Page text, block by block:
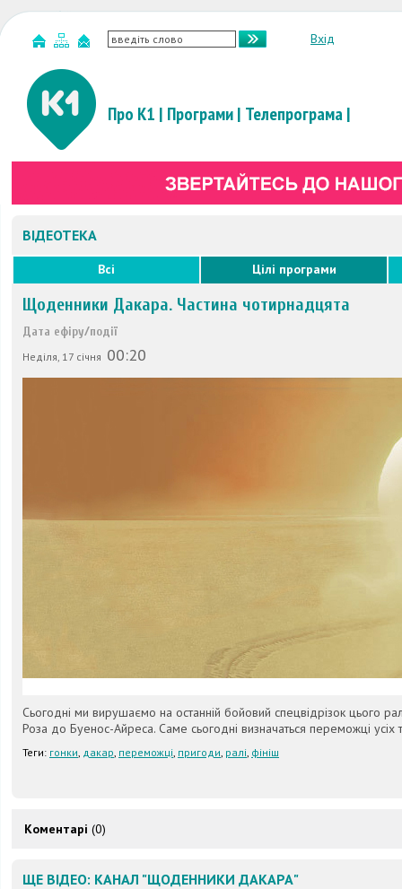
Вхід
Про К1 | Програми| Телепрограма|
ВІДЕОТЕКА
Всі Цілі програми
Щоденники Дакара. Частина чотирнадцята
Дата ефіру/події
Неділя, 17 січня 00:20
Сьогодні ми вирушаємо на останній бойовий спецвідрізок цього
Роза до Буенос-Айреса. Саме сьогодні визначаться переможці усіх
Теги: гонки, дакар, переможці, пригоди, ралі, фініш
Коментарі (0)
ЩЕ ВІДЕО: КАНАЛ "ЩОДЕННИКИ ДАКАРА"